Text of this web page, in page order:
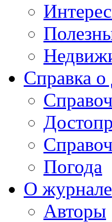
Справка
Погода
О журнале
Авторы